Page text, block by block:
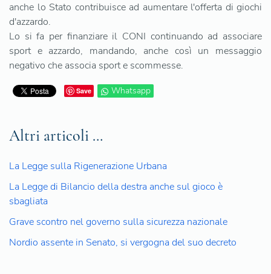
anche lo Stato contribuisce ad aumentare l'offerta di giochi
d'azzardo.
Lo si fa per finanziare il CONI continuando ad associare
sport e azzardo, mandando, anche così un messaggio
negativo che associa sport e scommesse.
Save Whatsapp
Altri articoli …
La Legge sulla Rigenerazione Urbana
La Legge di Bilancio della destra anche sul gioco è
sbagliata
Grave scontro nel governo sulla sicurezza nazionale
Nordio assente in Senato, si vergogna del suo decreto